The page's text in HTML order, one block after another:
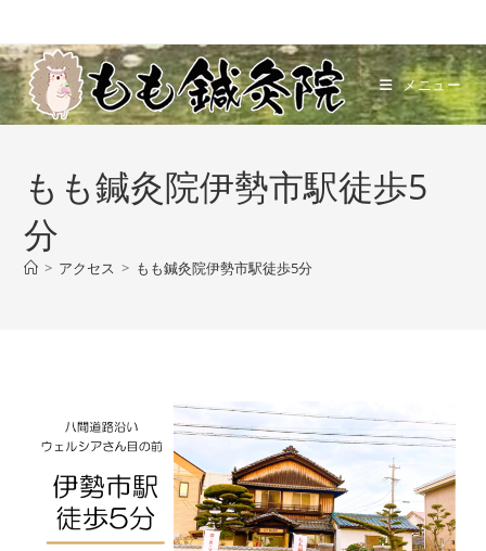
ン
テ
ン
ツ
メニュー
もも鍼灸院伊勢市駅徒歩5
分
> アクセス > もも鍼灸院伊勢市駅徒歩5分